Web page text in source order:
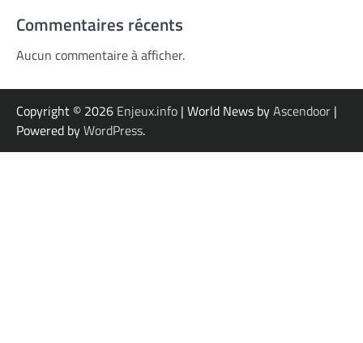
Commentaires récents
Aucun commentaire à afficher.
Copyright © 2026 Enjeux.info | World News byAscendoor |
Powered byWordPress.